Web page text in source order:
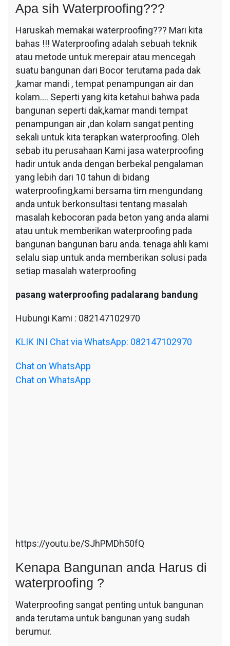
Apa sih Waterproofing???
Haruskah memakai waterproofing??? Mari kita
bahas !!! Waterproofing adalah sebuah teknik
atau metode untuk merepair atau mencegah
suatu bangunan dari Bocor terutama pada dak
,kamar mandi , tempat penampungan air dan
kolam…. Seperti yang kita ketahui bahwa pada
bangunan seperti dak,kamar mandi tempat
penampungan air ,dan kolam sangat penting
sekali untuk kita terapkan waterproofing. Oleh
sebab itu perusahaan Kami jasa waterproofing
hadir untuk anda dengan berbekal pengalaman
yang lebih dari 10 tahun di bidang
waterproofing,kami bersama tim mengundang
anda untuk berkonsultasi tentang masalah
masalah kebocoran pada beton yang anda alami
atau untuk memberikan waterproofing pada
bangunan bangunan baru anda. tenaga ahli kami
selalu siap untuk anda memberikan solusi pada
setiap masalah waterproofing
pasang waterproofing padalarang bandung
Hubungi Kami : 082147102970
KLIK INI Chat via WhatsApp: 082147102970
Chat on WhatsApp
Chat on WhatsApp
https://youtu.be/SJhPMDh50fQ
Kenapa Bangunan anda Harus di
waterproofing ?
Waterproofing sangat penting untuk bangunan
anda terutama untuk bangunan yang sudah
berumur.